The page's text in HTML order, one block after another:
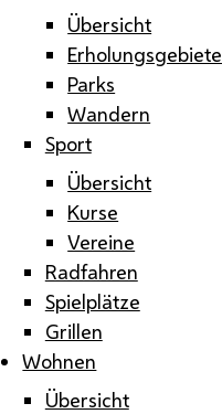
Übersicht
Erholungsgebiete
Parks
Wandern
Sport
Übersicht
Kurse
Vereine
Radfahren
Spielplätze
Grillen
Wohnen
Übersicht